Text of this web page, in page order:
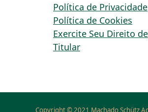
Política de Privacidade
Política de Cookies
Exercite Seu Direito de
Titular
Copyright © 2021 Machado Schütz